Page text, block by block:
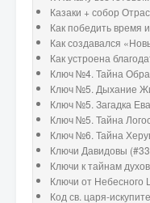
Казаки + собор
Как победить время
Как создавался
Как устроена
Ключ №4. Тайна
Ключ №5. Дыхание
Ключ №5. Загадка
Ключ №5. Тайна
Ключ №6. Тайна
Ключи Давидовы
Ключи к тайнам
Ключи от Небесного
Код св. царя-